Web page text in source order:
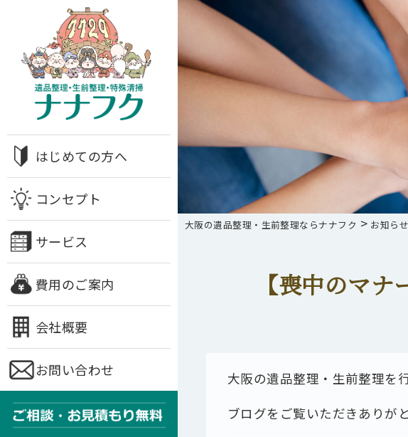
はじめての方へ
コンセプト
サービス
費用のご案内
会社概要
お問い合わせ
大阪の遺品整理・生前整理ならナナフク > お知らせ
【喪中のマ
大阪の遺品整理・生前整理を
ブログをご覧いただきありが